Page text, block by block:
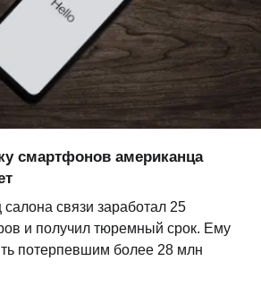
смартфонов американца
связи заработал 25
и получил тюремный срок. Ему
потерпевшим более 28 млн